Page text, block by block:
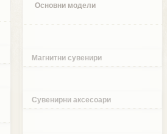
Основни модели
Магнитни сувенири
Сувенирни аксесоари